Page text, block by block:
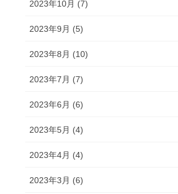
2023年10月 (7)
2023年9月 (5)
2023年8月 (10)
2023年7月 (7)
2023年6月 (6)
2023年5月 (4)
2023年4月 (4)
2023年3月 (6)